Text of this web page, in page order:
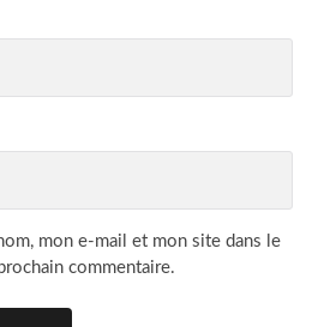
mon e-mail et mon site dans le
commentaire.